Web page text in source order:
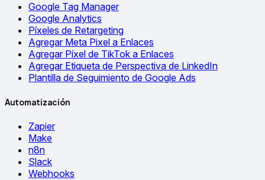
Google Tag Manager
Google Analytics
Píxeles de Retargeting
Agregar Meta Pixel a Enlaces
Agregar Píxel de TikTok a Enlaces
Agregar Etiqueta de Perspectiva de LinkedIn
Plantilla de Seguimiento de Google Ads
Automatización
Zapier
Make
n8n
Slack
Webhooks